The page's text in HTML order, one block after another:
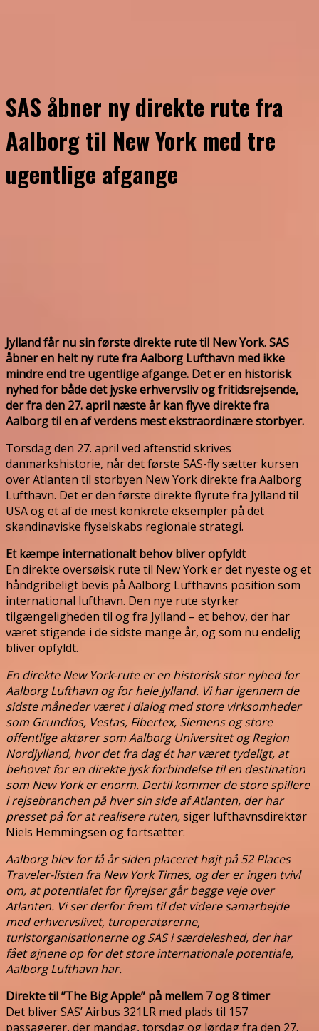
SAS åbner ny direkte rute fra
Aalborg til New York med tre
ugentlige afgange
Jylland får nu sin første direkte rute til New York. SAS
åbner en helt ny rute fra Aalborg Lufthavn med ikke
mindre end tre ugentlige afgange. Det er en historisk
nyhed for både det jyske erhvervsliv og fritidsrejsende,
der fra den 27. april næste år kan flyve direkte fra
Aalborg til en af verdens mest ekstraordinære storbyer.
Torsdag den 27. april ved aftenstid skrives
danmarkshistorie, når det første SAS-fly sætter kursen
over Atlanten til storbyen New York direkte fra Aalborg
Lufthavn. Det er den første direkte flyrute fra Jylland til
USA og et af de mest konkrete eksempler på det
skandinaviske flyselskabs regionale strategi.
Et kæmpe internationalt behov bliver opfyldt
En direkte oversøisk rute til New York er det nyeste og et
håndgribeligt bevis på Aalborg Lufthavns position som
international lufthavn. Den nye rute styrker
tilgængeligheden til og fra Jylland – et behov, der har
været stigende i de sidste mange år, og som nu endelig
bliver opfyldt.
En direkte New York-rute er en historisk stor nyhed for
Aalborg Lufthavn og for hele Jylland. Vi har igennem de
sidste måneder været i dialog med store virksomheder
som Grundfos, Vestas, Fibertex, Siemens og store
offentlige aktører som Aalborg Universitet og Region
Nordjylland, hvor det fra dag ét har været tydeligt, at
behovet for en direkte jysk forbindelse til en destination
som New York er enorm. Dertil kommer de store spillere
i rejsebranchen på hver sin side af Atlanten, der har
presset på for at realisere ruten,siger lufthavnsdirektør
Niels Hemmingsen og fortsætter:
Aalborg blev for få år siden placeret højt på 52 Places
Traveler-listen fra New York Times, og der er ingen tvivl
om, at potentialet for flyrejser går begge veje over
Atlanten. Vi ser derfor frem til det videre samarbejde
med erhvervslivet, turoperatørerne,
turistorganisationerne og SAS i særdeleshed, der har
fået øjnene op for det store internationale potentiale,
Aalborg Lufthavn har.
Direkte til ”The Big Apple” på mellem 7 og 8 timer
Det bliver SAS’ Airbus 321LR med plads til 157
passagerer, der mandag, torsdag og lørdag fra den 27.